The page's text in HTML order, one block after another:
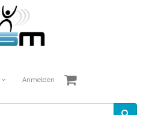
Anmelden